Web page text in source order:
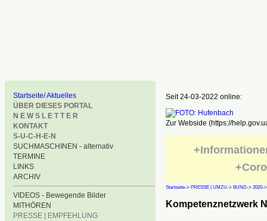
Startseite/ Aktuelles
ÜBER DIESES PORTAL
N E W S L E T T E R
KONTAKT
S-U-C-H-E-N
SUCHMASCHINEN - alternativ
TERMINE
LINKS
ARCHIV
VIDEOS - Bewegende Bilder
MITHÖREN
PRESSE | EMPFEHLUNG
Seit 24-03-2022 online:
Zur Webside (https://
Startseite-> PRESSE | UMZU-> BUND-> 2020-
Kompetenznetzwerk